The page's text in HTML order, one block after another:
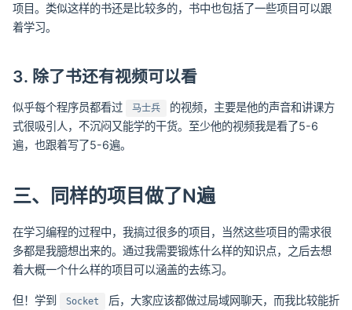
项目。类似这样的书还是比较多的，书中也包括了一些项目可以跟
着学习。
3. 除了书还有视频可以看
似乎每个程序员都看过 马士兵
的视频，主要是他的声音和讲课方
式很吸引人，不沉闷又能学的干货。至少他的视频我是看了5-6
遍，也跟着写了5-6遍。
三、同样的项目做了N遍
在学习编程的过程中，我搞过很多的项目，当然这些项目的需求很
多都是我臆想出来的。通过我需要锻炼什么样的知识点，之后去想
着大概一个什么样的项目可以涵盖的去练习。
但！学到 Socket
后，大家应该都做过局域网聊天，而我比较能折